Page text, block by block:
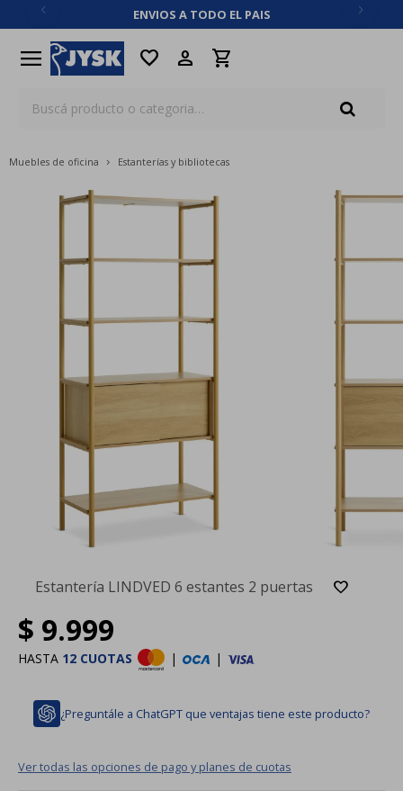
ENVIOS A TODO EL PAIS
menu favorite
Muebles de oficina Estanterías y bibliotecas
Estantería LINDVED 6 estantes 2 puertas
$ 9.999
HASTA 12 CUOTAS | |
¿Preguntále a ChatGPT que ventajas tiene este producto?
Ver todas las opciones de pago y planes de cuotas
close